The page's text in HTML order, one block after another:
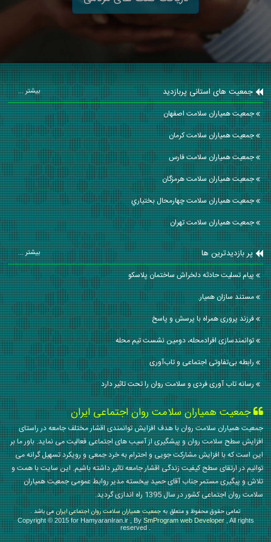
جمعیت های استانی پربازدید بیشتر ...
جمعیت همیاران سلامت اصفهان
جمعیت همیاران سلامت كرمان
جمعیت همیاران سلامت فارس
جمعیت همیاران سلامت هرمزگان
جمعیت همیاران سلامت چهارمحال بختياري
جمعیت همیاران سلامت تهران
پر بازدیدترین ها بیشتر ...
پيام تسليت حادثه دلخراش ساختمان پلاسکو
مستند سازان همیار.
فرزند پروری همراه با پرسش و پاسخ
توانمندسازی افرادمحله، دومین نشست تیم محله
رابطه بی‌تفاوتی اجتماعی و تاب‌آوری
رسانه تاب آوری فردی و سلامت روان را تحت تاثیر دارد
جمعیت همیاران سلامت روان اجتماعی ایران
جمعیت همیاران سلامت روان با هدف افزایش توانمندی اقشار مختلف جامعه در راستای
افزایش سطح سلامت روان و پیشگیری از آسیب های اجتماعی فعالیت می نماید. باور ما بر
این است که با افزایش مشارکت جویی و احترام به خرد جمعی و رویکرد تسهیل گرانه می
توانیم در ارتقای سطح کیفیت زندگی اقشار جامعه تاثیر داشته باشیم. این سایت با همت و
تلاش و پیگیری مستمر جناب آقای حمید بیخسته مدیر روابط عمومی جمعیت همیاران
سلامت روان اجتماعی کشور در سال 1395 راه اندازی گردید.
تمامی حقوق محفوظ و متعلق بهجمعیت همیاران سلامت روان اجتماعی ایرانمی باشد .
Copyright © 2015 for HamyaranIran.ir , BySmProgram web Developer, All rights
reserved .